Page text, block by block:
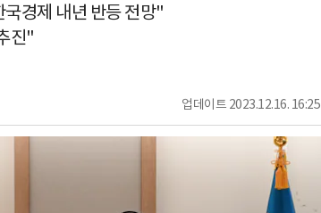
경제 내년 반등 전망"
진"
업데이트 2023.12.16. 16:25